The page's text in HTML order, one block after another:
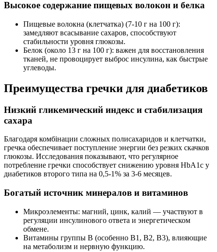
Высокое содержание пищевых волокон и белка
Пищевые волокна (клетчатка) (7-10 г на 100 г):
замедляют всасывание сахаров, способствуют
стабильности уровня глюкозы.
Белок (около 13 г на 100 г): важен для восстановления
тканей, не провоцирует выброс инсулина, как быстрые
углеводы.
Преимущества гречки для диабетиков
Низкий гликемический индекс и стабилизация
сахара
Благодаря комбінации сложных полисахаридов и клетчатки,
гречка обеспечивает поступление энергии без резких скачков
глюкозы. Исследования показывают, что регулярное
потребление гречки способствует снижению уровня HbA1c у
диабетиков второго типа на 0,5-1% за 3-6 месяцев.
Богатый источник минералов и витаминов
Микроэлементы: магний, цинк, калий — участвуют в
регуляции инсулинового ответа и энергетическом
обмене.
Витамины группы В (особенно В1, В2, В3), влияющие
на метаболизм и нервную функцию.